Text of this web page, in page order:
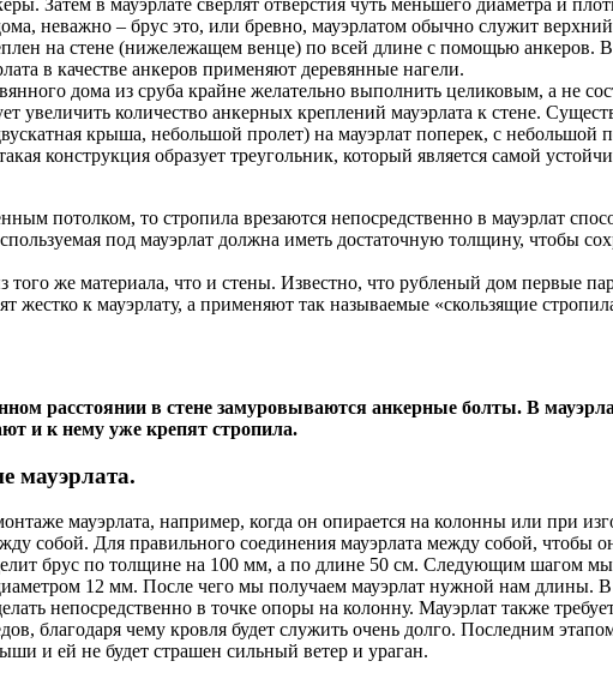
неважно – брус это, или бревно, мауэрлатом обычно служит
на стене (нижележащем венце) по всей длине с помощью анкеров.
в качестве анкеров применяют деревянные нагели.
дома из сруба крайне желательно выполнить целиковым, а не
увеличить количество анкерных креплений мауэрлата к стене.
крыша, небольшой пролет) на мауэрлат поперек, с небольшой
конструкция образует треугольник, который является самой
потолком, то стропила врезаются непосредственно в мауэрлат
под мауэрлат должна иметь достаточную толщину, чтобы
же материала, что и стены. Известно, что рубленый дом первые
жестко к мауэрлату, а применяют так называемые «скользящие
расстоянии в стене замуровываются анкерные болты. В
и к нему уже крепят стропила.
мауэрлата.
мауэрлата, например, когда он опирается на колонны или при
собой. Для правильного соединения мауэрлата между собой,
брус по толщине на 100 мм, а по длине 50 см. Следующим шагом мы
12 мм. После чего мы получаем мауэрлат нужной нам длины. В
непосредственно в точке опоры на колонну. Мауэрлат также
благодаря чему кровля будет служить очень долго. Последним
и ей не будет страшен сильный ветер и ураган.